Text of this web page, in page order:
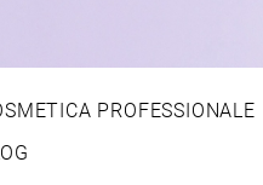
PROFESSIONALE